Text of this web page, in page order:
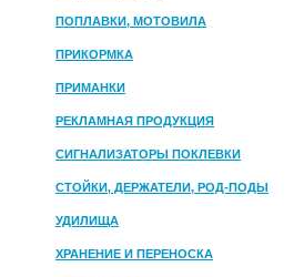
ПОПЛАВКИ, МОТОВИЛА
ПРИКОРМКА
ПРИМАНКИ
РЕКЛАМНАЯ ПРОДУКЦИЯ
СИГНАЛИЗАТОРЫ ПОКЛЕВКИ
СТОЙКИ, ДЕРЖАТЕЛИ, РОД-ПОДЫ
УДИЛИЩА
ХРАНЕНИЕ И ПЕРЕНОСКА